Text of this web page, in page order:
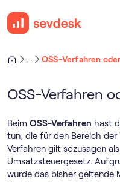
OSS-Verfahren
OSS-Verfahren
Beim OSS-Verfahren hast
tun, die für den Bereich
Verfahren gilt sozusagen
Umsatzsteuergesetz.
wurde das bisher geltende